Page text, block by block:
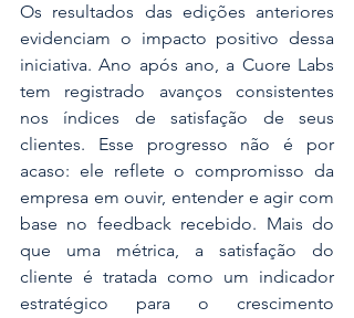
Os resultados das edições anteriores
evidenciam o impacto positivo dessa
iniciativa. Ano após ano, a Cuore Labs
tem registrado avanços consistentes
nos índices de satisfação de seus
clientes. Esse progresso não é por
acaso: ele reflete o compromisso da
empresa em ouvir, entender e agir com
base no feedback recebido. Mais do
que uma métrica, a satisfação do
cliente é tratada como um indicador
estratégico para o crescimento